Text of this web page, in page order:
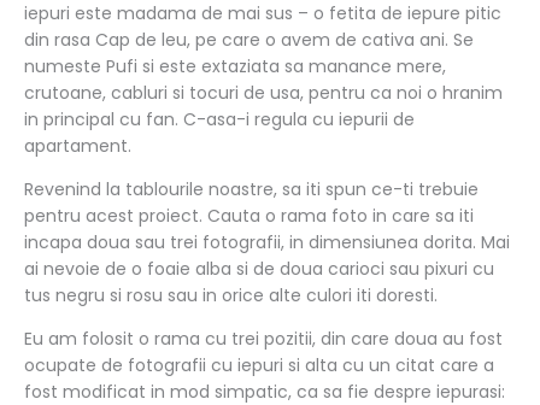
iepuri este madama de mai sus – o fetita de iepure pitic
din rasa Cap de leu, pe care o avem de cativa ani. Se
numeste Pufi si este extaziata sa manance mere,
crutoane, cabluri si tocuri de usa, pentru ca noi o hranim
in principal cu fan. C-asa-i regula cu iepurii de
apartament.
Revenind la tablourile noastre, sa iti spun ce-ti trebuie
pentru acest proiect. Cauta o rama foto in care sa iti
incapa doua sau trei fotografii, in dimensiunea dorita. Mai
ai nevoie de o foaie alba si de doua carioci sau pixuri cu
tus negru si rosu sau in orice alte culori iti doresti.
Eu am folosit o rama cu trei pozitii, din care doua au fost
ocupate de fotografii cu iepuri si alta cu un citat care a
fost modificat in mod simpatic, ca sa fie despre iepurasi: